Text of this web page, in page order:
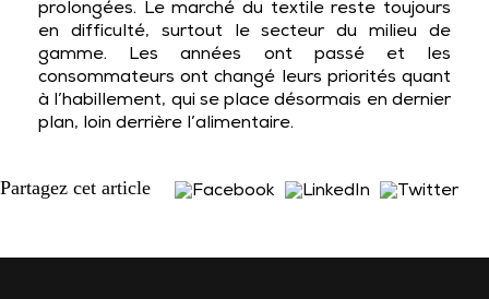
prolongées. Le marché du textile reste toujours
en difficulté, surtout le secteur du milieu de
gamme. Les années ont passé et les
consommateurs ont changé leurs priorités quant
à l’habillement, qui se place désormais en dernier
plan, loin derrière l’alimentaire.
Partagez cet article